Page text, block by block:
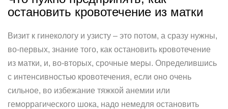
остановить кровотечение из матки
Визит к гинекологу и узисту – это потом, а сразу нужны,
во-первых, знание того, как остановить кровотечение
из матки, и, во-вторых, срочные меры. Определившись
с интенсивностью кровотечения, если оно очень
сильное, во избежание тяжкой анемии или
геморрагического шока, надо немедля остановить